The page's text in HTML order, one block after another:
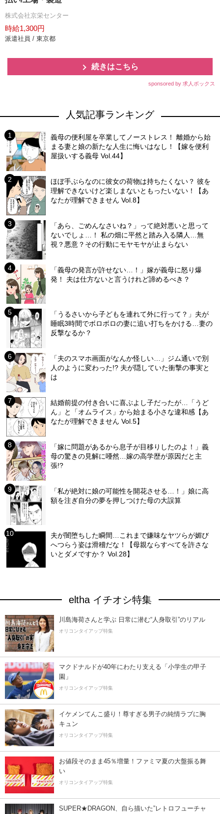
株式会社京栄センター
時給1,300円
派遣社員 / 東京都
続きはこちら
sponsored by 求人ボックス
人気記事ランキング
義母の便利屋を卒業してノーストレス！ 離婚から始
まる妻と娘の新たな人生に悔いはなし！【嫁を便利
屋扱いする義母 Vol.44】
ほぼ手ぶらなのに彼女の荷物は持ちたくない？ 彼を
理解できないけど楽しまないともったいない！【あ
なたが理解できません Vol.8】
「あら、ごめんなさいね？」って絶対悪いと思って
ないでしょ…！ 私の畑に平然と踏み入る隣人…無
視？悪意？その行動にモヤモヤが止まらない
「義母の発言が許せない…！」嫁が義母に怒り爆
発！ 夫は仕方ないと言うけれど諦めるべき？
「うるさいから子どもを連れて外に行って？」夫が
睡眠3時間でボロボロの妻に追い打ちをかける…妻の
反撃なるか？
「夫のスマホ画面がなんか怪しい…」ジム通いで別
人のように変わった!? 夫が隠していた衝撃の事実と
は
結婚前提の付き合いに喜ぶよし子だったが…「うど
ん」と「オムライス」から始まる小さな違和感【あ
なたが理解できません Vol.5】
「嫁に問題があるから息子が目移りしたのよ！」義
母の驚きの見解に唖然…嫁の高学歴が原因だと主
張!?
「私が絶対に娘の可能性を開花させる…！」娘に高
額を注ぎ自分の夢を押しつけた母の大誤算
夫が闇堕ちした瞬間…これまで嫌味なヤツらが媚び
へつらう姿は滑稽だな！【母親ならすべてを許さな
いとダメですか？ Vol.28】
eltha イチオシ特集
川島海荷さんと学ぶ 日常に潜む“人身取引”のリアル
オリコンタイアップ特集
マクドナルドが40年にわたり支える「小学生の甲子
園」
オリコンタイアップ特集
イケメンてんこ盛り！尊すぎる男子の純情ラブに胸
キュン
オリコンタイアップ特集
お値段そのまま45％増量！ファミマ夏の大盤振る舞
い
オリコンタイアップ特集
SUPER★DRAGON、自ら描いた”レトロフューチャ